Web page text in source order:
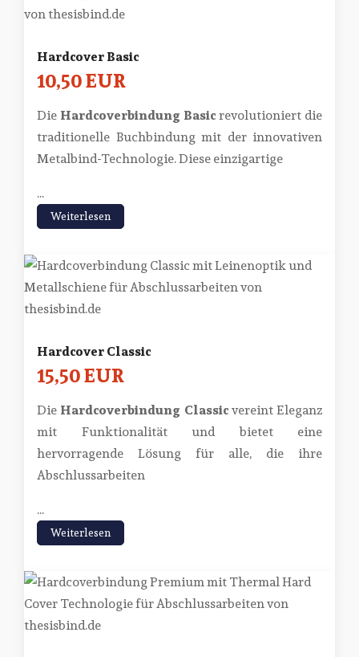
Hardcover Basic
10,50 EUR
Die Hardcoverbindung Basicrevolutioniert die
traditionelle Buchbindung mit der innovativen
Metalbind-Technologie. Diese einzigartige
...
Weiterlesen
Hardcover Classic
15,50 EUR
Die Hardcoverbindung Classicvereint Eleganz
mit Funktionalität und bietet eine
hervorragende Lösung für alle, die ihre
Abschlussarbeiten
...
Weiterlesen